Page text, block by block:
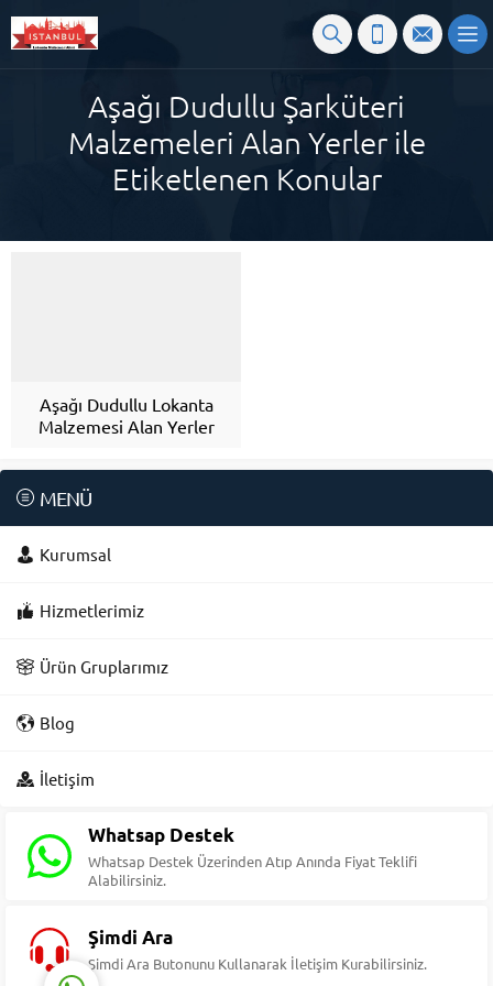
Aşağı Dudullu Şarküteri
Malzemeleri Alan Yerler ile
Etiketlenen Konular
Aşağı Dudullu Lokanta
Malzemesi Alan Yerler
MENÜ
Kurumsal
Hizmetlerimiz
Ürün Gruplarımız
Blog
İletişim
Whatsap Destek
Whatsap Destek Üzerinden Atıp Anında Fiyat Teklifi
Alabilirsiniz.
Şimdi Ara
Şimdi Ara Butonunu Kullanarak İletişim Kurabilirsiniz.